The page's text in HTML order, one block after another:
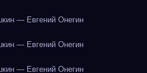
— Евгений Онегин
— Евгений Онегин
— Евгений Онегин